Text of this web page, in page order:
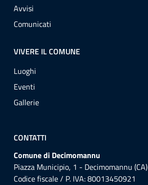
Avvisi
Comunicati
VIVERE IL COMUNE
Luoghi
Eventi
Gallerie
CONTATTI
Comune di Decimomannu
Piazza Municipio, 1 - Decimomannu (CA)
Codice fiscale / P. IVA: 80013450921